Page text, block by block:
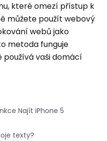
které omezí přístup k
můžete použít webový
webů jako
metoda funguje
vaši domácí
Najít iPhone 5
texty?